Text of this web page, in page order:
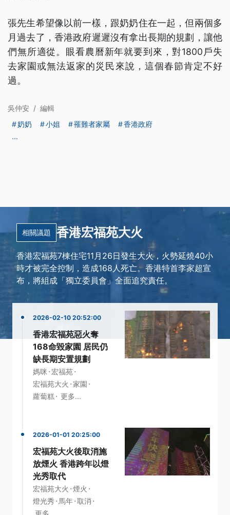
張先生希望像以前一樣，跟奶奶住在一起，但兩個多
月過去了，香港政府遲遲沒有拿出長期的規劃，讓他
們無所適從。眼看農曆新年就要到來，對1800戶失
去家園或無法返家的災民來說，這個春節肯定不好
過。
吳仲安 / 編輯
奶奶
小姐 罹難者家屬
香港政府
...
相關議題 香港宏福苑大火
香港宏福苑7棟住宅11月26日發生大火，火勢延燒40小
時才被完全控制，造成168人死亡。香港特首李家超宣
布，將組成「獨立委員會」全面追究責任。
2026-02-10 20:52:00
香港宏福苑惡火奪
168命毀家園 居民仍
缺長期安置規劃
媽咪 · 宏福苑·
宏福苑大火 ·家園 ·
蘿蔔糕· 更多...
2026-01-01 20:25:00
宏福苑大火後取消施
放煙火 香港跨年以燈
光秀取代
宏福苑大火 ·煙火 ·
燈光秀 · 馬年·取消 ·
更多...